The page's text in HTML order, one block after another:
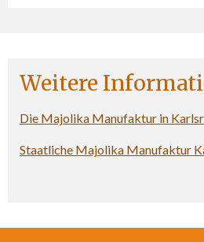
Weitere
Die Majolika Manufaktur in
Staatliche Majolika Manufaktur